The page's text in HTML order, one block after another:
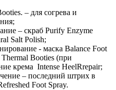
– для согрева и
– скраб Purify Enzyme
Salt Polish;
- маска Balance Foot
Booties (при
крема Intense HeelRrepair;
– последний штрих в
Foot Spray.